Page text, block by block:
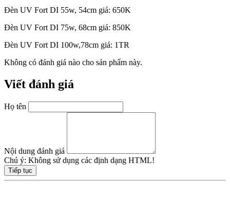
Đèn UV Fort DI 55w, 54cm giá: 650K
Đèn UV Fort DI 75w, 68cm giá: 850K
Đèn UV Fort DI 100w,78cm giá: 1TR
Không có đánh giá nào cho sản phẩm này.
Viết đánh giá
Họ tên
Nội dung đánh giá
Chú ý: Không sử dụng các định dạng HTML!
Tiếp tục